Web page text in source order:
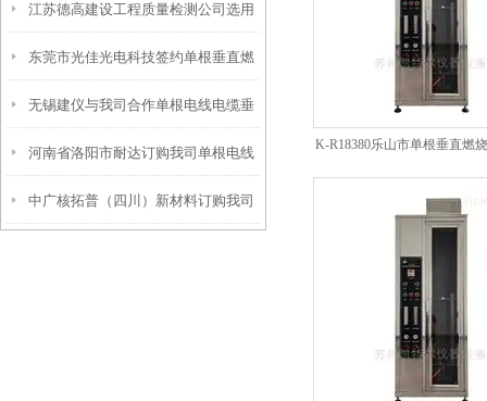
检测设备签约西藏鼎荣工程质量检测
江苏德高建设工程质量检测公司选用
我厂单根垂直燃烧试验
东莞市光佳光电科技签约单根垂直燃
烧试验机（含测温装置）
无锡建仪与我司合作单根电线电缆垂
直燃烧试验机
河南省洛阳市耐达订购我司单根电线
电缆垂直燃烧试验机等
中广核拓普（四川）新材料订购我司
K-R18380乐山市单根垂直燃